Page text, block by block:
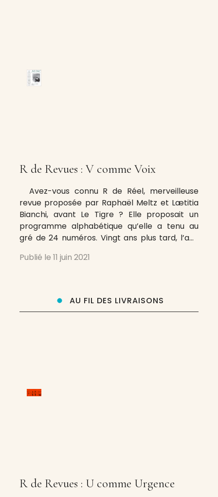
R de Revues : V comme Voix
Avez-vous connu R de Réel, merveilleuse
revue proposée par Raphaël Meltz et Lætitia
Bianchi, avant Le Tigre ? Elle proposait un
programme alphabétique qu’elle a tenu au
gré de 24 numéros. Vingt ans plus tard, l’ami
appliqué aux revues dont il extraira, dans les
Publié le 11 juin 2021
AU FIL DES LIVRAISONS
R de Revues : U comme Urgence